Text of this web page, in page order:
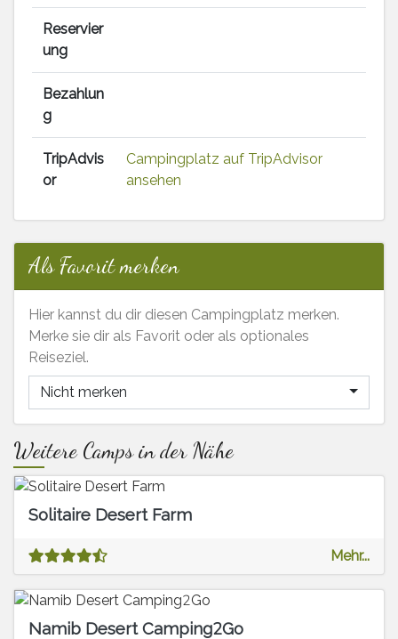
Reservier
ung
Bezahlun
g
TripAdvis
or
Campingplatz auf TripAdvisor
ansehen
Als Favorit merken
Hier kannst du dir diesen Campingplatz merken.
Merke sie dir als Favorit oder als optionales
Reiseziel.
Nicht merken
Weitere Camps in der Nähe
Solitaire Desert Farm
Mehr...
Namib Desert Camping2Go